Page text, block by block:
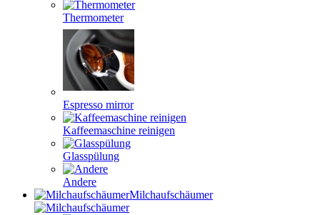
Thermometer
Espresso mirror
Kaffeemaschine reinigen
Glasspülung
Andere
Milchaufschäumer